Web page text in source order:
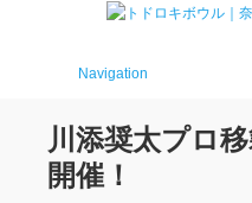
Navigation
川添奨太プロ
開催！